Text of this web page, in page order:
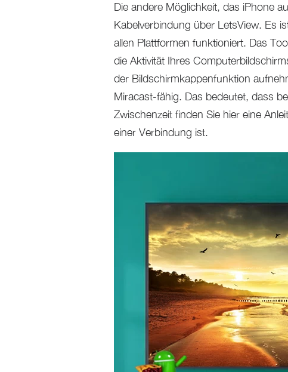
Die andere Möglichkeit, das iPhone
Kabelverbindung über LetsView. Es
allen Plattformen funktioniert. Das
die Aktivität Ihres
der Bildschirmkappenfunktion
Miracast-fähig. Das bedeutet, dass
Zwischenzeit finden Sie hier eine
einer Verbindung ist.